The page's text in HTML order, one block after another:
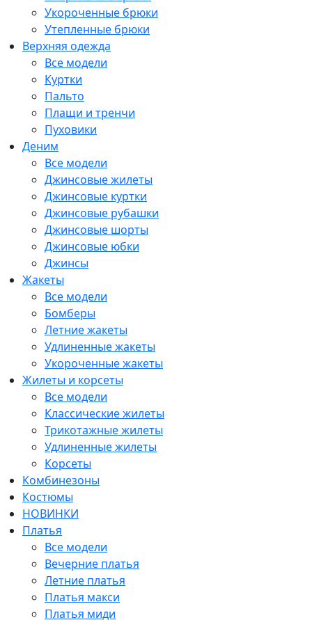
Укороченные брюки
Утепленные брюки
Верхняя одежда
Все модели
Куртки
Пальто
Плащи и тренчи
Пуховики
Деним
Все модели
Джинсовые жилеты
Джинсовые куртки
Джинсовые рубашки
Джинсовые шорты
Джинсовые юбки
Джинсы
Жакеты
Все модели
Бомберы
Летние жакеты
Удлиненные жакеты
Укороченные жакеты
Жилеты и корсеты
Все модели
Классические жилеты
Трикотажные жилеты
Удлиненные жилеты
Корсеты
Комбинезоны
Костюмы
НОВИНКИ
Платья
Все модели
Вечерние платья
Летние платья
Платья макси
Платья миди